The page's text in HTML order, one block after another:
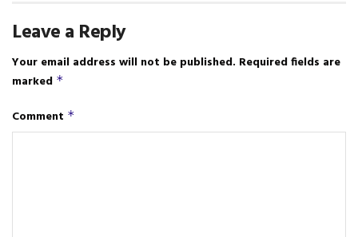
Leave a Reply
Your email address will not be published. Required fields are
marked *
Comment *